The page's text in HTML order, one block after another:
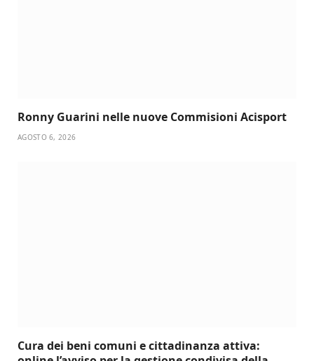
Ronny Guarini nelle nuove Commisioni Acisport
AGOSTO 6, 2026
Cura dei beni comuni e cittadinanza attiva: